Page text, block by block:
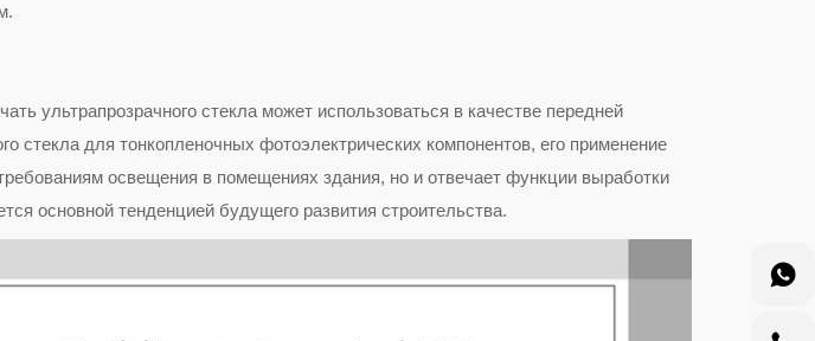
ультрапрозрачного стекла может использоваться в качестве передней
стекла для тонкопленочных фотоэлектрических компонентов, его применение
освещения в помещениях здания, но и отвечает функции выработки
основной тенденцией будущего развития строительства.